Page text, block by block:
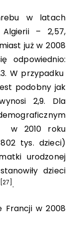
w latach
Algierii – 2,57,
już w 2008
odpowiednio:
W przypadku
podobny jak
2,9. Dla
w 2010 roku
tys. dzieci)
urodzonej
dzieci
[27] .
Francji w 2008